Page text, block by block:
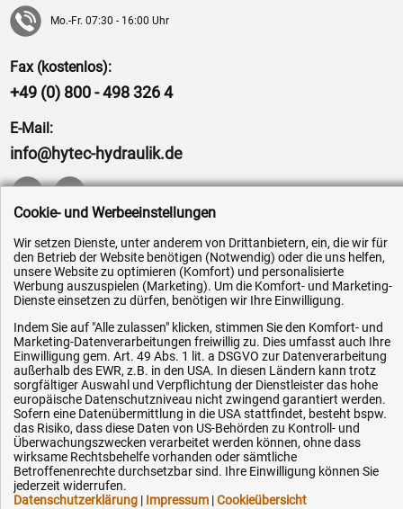
Mo.-Fr. 07:30 - 16:00 Uhr
Fax (kostenlos):
+49 (0) 800 - 498 326 4
E-Mail:
info@hytec-hydraulik.de
Hilfe & Service
Versandkosten
Service
AGB / Widerrufsrecht
Datenschutz
Impressum
Karriere
OEM-Ersatzteile
Technik-Hilfe
Cookie- und Werbeeinstellungen
Wir setzen Dienste, unter anderem von Drittanbietern, ein, die wir für
den Betrieb der Website benötigen (Notwendig) oder die uns helfen,
unsere Website zu optimieren (Komfort) und personalisierte
Werbung auszuspielen (Marketing). Um die Komfort- und Marketing-
Dienste einsetzen zu dürfen, benötigen wir Ihre Einwilligung.
Indem Sie auf "Alle zulassen" klicken, stimmen Sie den Komfort- und
Marketing-Datenverarbeitungen freiwillig zu. Dies umfasst auch Ihre
Einwilligung gem. Art. 49 Abs. 1 lit. a DSGVO zur Datenverarbeitung
außerhalb des EWR, z.B. in den USA. In diesen Ländern kann trotz
sorgfältiger Auswahl und Verpflichtung der Dienstleister das hohe
europäische Datenschutzniveau nicht zwingend garantiert werden.
Sofern eine Datenübermittlung in die USA stattfindet, besteht bspw.
das Risiko, dass diese Daten von US-Behörden zu Kontroll- und
Überwachungszwecken verarbeitet werden können, ohne dass
wirksame Rechtsbehelfe vorhanden oder sämtliche
Betroffenenrechte durchsetzbar sind. Ihre Einwilligung können Sie
jederzeit widerrufen.
Datenschutzerklärung | Impressum |Cookieübersicht